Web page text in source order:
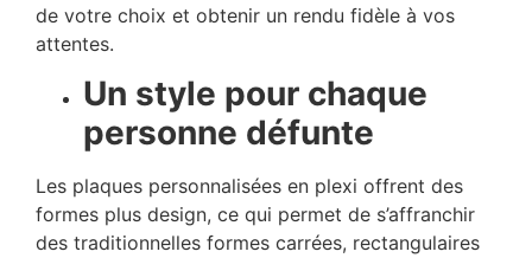
de votre choix et obtenir un rendu fidèle à vos
attentes.
Un style pour chaque
personne défunte
Les plaques personnalisées en plexi offrent des
formes plus design, ce qui permet de s’affranchir
des traditionnelles formes carrées, rectangulaires